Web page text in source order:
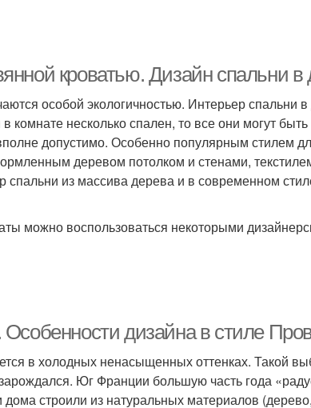
кроватью. Дизайн спальни
особой экологичностью. Интерьер спальни
несколько спален, то все они могут
допустимо. Особенно популярным стилем
деревом потолком и стенами,
спальни из массива дерева и в современном
можно воспользоваться некоторыми
дизайна в стиле
в холодных ненасыщенных оттенках. Такой
Юг Франции большую часть года
строили из натуральных материалов